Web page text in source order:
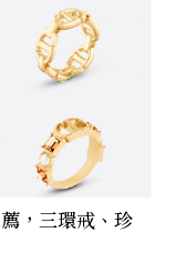
，三環戒、珍